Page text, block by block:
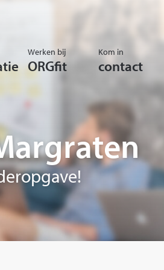
Werken bij
ORGfit
Kom in
contact